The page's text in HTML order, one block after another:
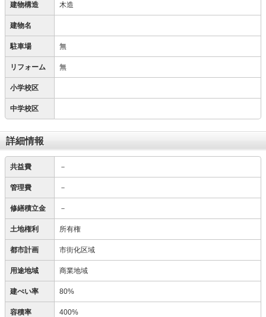
建物構造 木造
建物名
駐車場 無
リフォーム 無
小学校区
中学校区
詳細情報
共益費 －
管理費 －
修繕積立金 －
土地権利 所有権
都市計画 市街化区域
用途地域 商業地域
建ぺい率 80%
容積率 400%